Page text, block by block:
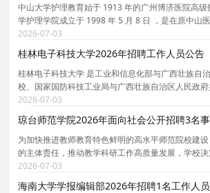
中山大学护理教育始于 1913 年的广州博济医院高
学护理学院成立于 1998 年 5 月 8 日 ，是在原中山
卫生学校的基础上组建的，是国内最早开展护理本科
学位教育 和 博士教育的护理学院之一 , 位于
2026-07-03
桂林电子科技大学2026年招聘工作人员公告
桂林电子科技大学 是工业和信息化部与广西壮族自
校、国家国防科技工业局与广西壮族自治区人民政
部高校基础能力建设工程入选高校。学校现有博士学
个，博士专业学位授权类别1个；博士后科研流动站
2026-07-03
琼台师范学院2026年面向社会公开招聘3名
为加快推进教师教育特色鲜明的高水平师范院校建
的主体责任，推动教学科研工作高质量发展，学校
部分二级学院院长及学科带头人。根据《海南省事业
员实施办法》（琼人社发〔2025〕2号）等有关规定
2026-07-03
海南大学学报编辑部2026年招聘1名工作人员